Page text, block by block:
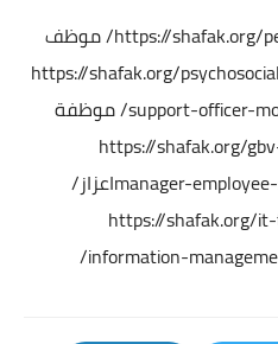
https://shafak.org/ موظف
https://shafak.org/
support-officer- موظفة
https://shafak.org/
manager-IT Trainerاعزاز/
https://shafak.org/
information-